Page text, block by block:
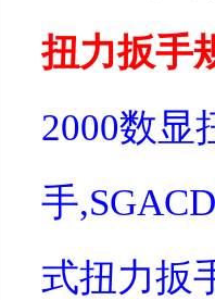
扭力扳手
2000数显
手
式扭力扳